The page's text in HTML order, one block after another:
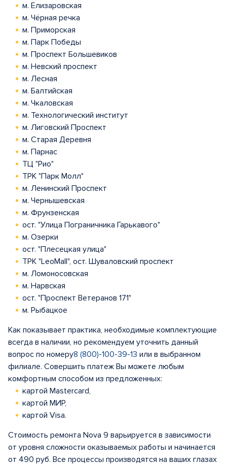
м. Елизаровская
м. Чёрная речка
м. Приморская
м. Парк Победы
м. Проспект Большевиков
м. Невский проспект
м. Лесная
м. Балтийская
м. Чкаловская
м. Технологический институт
м. Лиговский Проспект
м. Старая Деревня
м. Парнас
ТЦ "Рио"
ТРК "Парк Молл"
м. Ленинский Проспект
м. Чернышевская
м. Фрунзенская
ост. "Улица Пограничника Гарькавого"
м. Озерки
ост. "Плесецкая улица"
ТРК "LeoMall", ост. Шуваловский проспект
м. Ломоносовская
м. Нарвская
ост. "Проспект Ветеранов 171"
м. Рыбацкое
Как показывает практика, необходимые комплектующие
всегда в наличии, но рекомендуем уточнить данный
вопрос по номеру8 (800)-100-39-13 или в выбранном
филиале. Совершить платеж Вы можете любым
комфортным способом из предложенных:
картой Mastercard,
картой МИР,
картой Visa.
Стоимость ремонта Nova 9 варьируется в зависимости
от уровня сложности оказываемых работы и начинается
от 490 руб. Все процессы производятся на ваших глазах